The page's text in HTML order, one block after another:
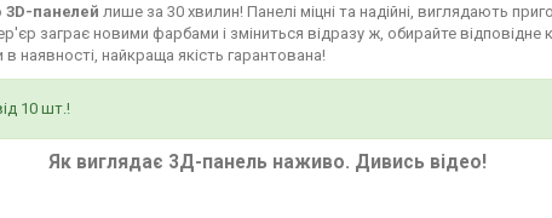
3D-панелей лише за 30 хвилин! Панелі міцні та надійні, виглядають
заграє новими фарбами і зміниться відразу ж, обирайте відповідне
в наявності, найкраща якість гарантована!
10 шт.!
Як виглядає 3Д-панель наживо. Дивись відео!